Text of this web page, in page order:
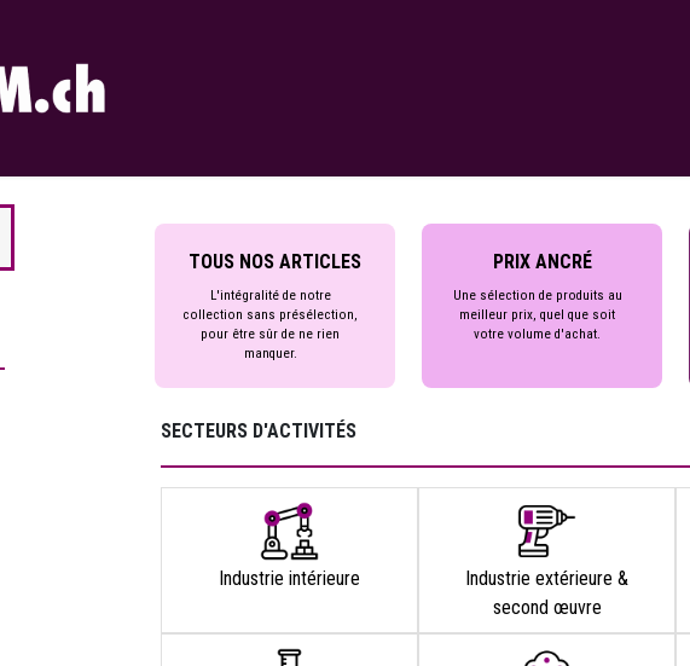
TOUS NOS ARTICLES
L'intégralité de notre
collection sans présélection,
pour être sûr de ne rien
manquer.
PRIX ANCRÉ
Une sélection de produits au
meilleur prix, quel que soit
votre volume d'achat.
SECTEURS D'ACTIVITÉS
Industrie intérieure
Industrie extérieure &
second œuvre